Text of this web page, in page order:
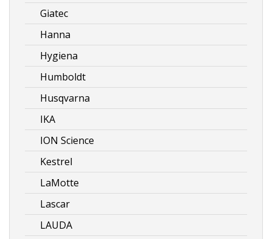
Giatec
Hanna
Hygiena
Humboldt
Husqvarna
IKA
ION Science
Kestrel
LaMotte
Lascar
LAUDA